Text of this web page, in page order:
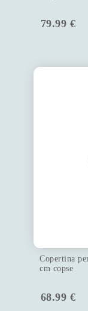
79.99 €
Copertina
cm copse
68.99 €